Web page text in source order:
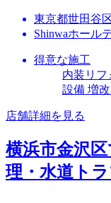
東京都世田谷
Shinwaホール
得意な施工
内装リフ
設備 増
店舗詳細を見る
横浜市金沢
理・水道ト